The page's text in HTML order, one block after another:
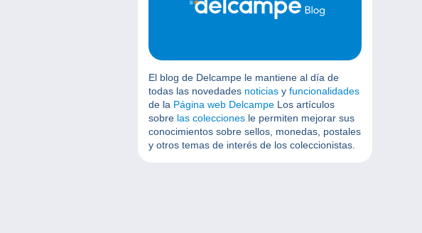
El blog de Delcampe le mantiene al día de
todas las novedades noticias y funcionalidades
de la Página web Delcampe Los artículos
sobre las colecciones le permiten mejorar sus
conocimientos sobre sellos, monedas, postales
y otros temas de interés de los coleccionistas.